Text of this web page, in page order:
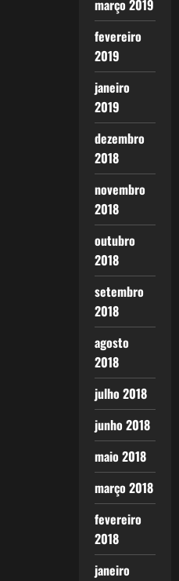
março 2019
fevereiro
2019
janeiro
2019
dezembro
2018
novembro
2018
outubro
2018
setembro
2018
agosto
2018
julho 2018
junho 2018
maio 2018
março 2018
fevereiro
2018
janeiro